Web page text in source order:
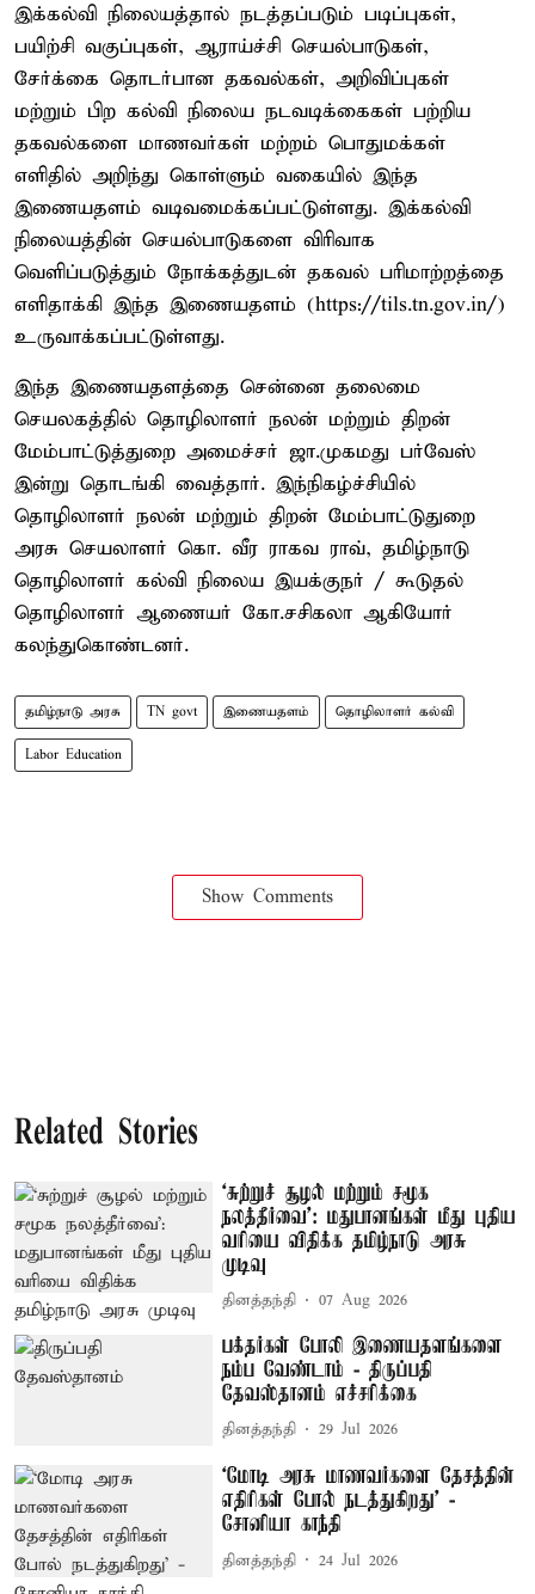
இக்கல்வி நிலையத்தால் நடத்தப்படும் படிப்புகள்,
பயிற்சி வகுப்புகள், ஆராய்ச்சி செயல்பாடுகள்,
சேர்க்கை தொடர்பான தகவல்கள், அறிவிப்புகள்
மற்றும் பிற கல்வி நிலைய நடவடிக்கைகள் பற்றிய
தகவல்களை மாணவர்கள் மற்றம் பொதுமக்கள்
எளிதில் அறிந்து கொள்ளும் வகையில் இந்த
இணையதளம் வடிவமைக்கப்பட்டுள்ளது. இக்கல்வி
நிலையத்தின் செயல்பாடுகளை விரிவாக
வெளிப்படுத்தும் நோக்கத்துடன் தகவல் பரிமாற்றத்தை
எளிதாக்கி இந்த இணையதளம் (https://tils.tn.gov.in/)
உருவாக்கப்பட்டுள்ளது.
இந்த இணையதளத்தை சென்னை தலைமை
செயலகத்தில் தொழிலாளர் நலன் மற்றும் திறன்
மேம்பாட்டுத்துறை அமைச்சர் ஜா.முகமது பர்வேஸ்
இன்று தொடங்கி வைத்தார். இந்நிகழ்ச்சியில்
தொழிலாளர் நலன் மற்றும் திறன் மேம்பாட்டுதுறை
அரசு செயலாளர் கொ. வீர ராகவ ராவ், தமிழ்நாடு
தொழிலாளர் கல்வி நிலைய இயக்குநர் / கூடுதல்
தொழிலாளர் ஆணையர் கோ.சசிகலா ஆகியோர்
கலந்துகொண்டனர்.
தமிழ்நாடு அரசு TN govt இணையதளம் தொழிலாளர் கல்வி
Labor Education
Show Comments
Related Stories
‘சுற்றுச் சூழல் மற்றும் சமூக
நலத்தீர்வை’: மதுபானங்கள் மீது புதிய
வரியை விதிக்க தமிழ்நாடு அரசு
முடிவு
தினத்தந்தி 07 Aug 2026
பக்தர்கள் போலி இணையதளங்களை
நம்ப வேண்டாம் - திருப்பதி
தேவஸ்தானம் எச்சரிக்கை
தினத்தந்தி 29 Jul 2026
‘மோடி அரசு மாணவர்களை தேசத்தின்
எதிரிகள் போல் நடத்துகிறது’ -
சோனியா காந்தி
தினத்தந்தி 24 Jul 2026